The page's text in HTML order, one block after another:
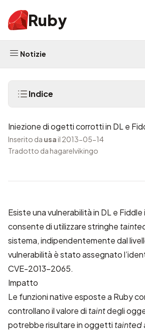
Ruby
Notizie
Indice
Iniezione di ogetti corrotti in DL e
Inserito da usa il 2013-05-14
Tradotto da hagarelvikingo
Esiste una vulnerabilità in DL e Fiddle
consente di utilizzare stringhe
sistema, indipendentemente dal
vulnerabilità è stato assegnato
CVE-2013-2065.
Impatto
Le funzioni native esposte a Ruby
controllano il valore di taintdegli
potrebbe risultare in oggetti tainted